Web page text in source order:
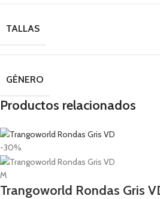
TALLAS
GÉNERO
Productos relacionados
-30%
M
Trangoworld Rondas Gris